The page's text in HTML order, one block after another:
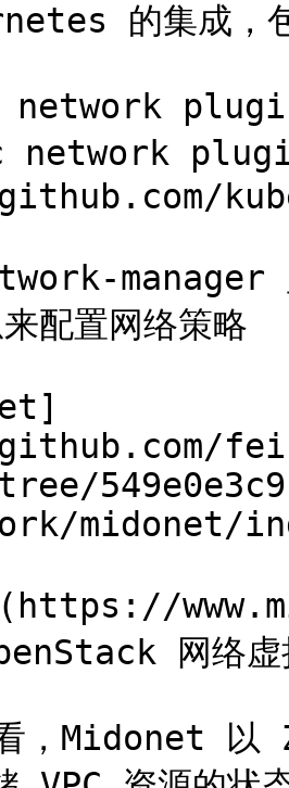
的集成，
network
manager
配置网络策略
midonet/
网络虚
，Midonet 以